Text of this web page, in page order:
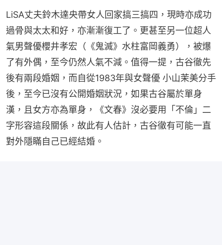
LiSA丈夫鈴木達央帶女人回家搞三搞四，現時亦成功
過骨與太太和好，亦漸漸復工了。更甚至另一位超人
氣男聲優櫻井孝宏（《鬼滅》水柱富岡義勇），被爆
了有外偶，至今仍然人氣不減。值得一提，古谷徹先
後有兩段婚姻，而自從1983年與女聲優 小山茉美分手
後，至今已沒有公開婚姻狀況，如果古谷屬於單身
漢，且女方亦為單身，《文春》沒必要用「不倫」二
字形容這段關係，故此有人估計，古谷徹有可能一直
對外隱瞞自己已經結婚。